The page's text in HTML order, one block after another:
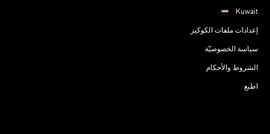
Kuwait
إعدادات ملفات الكوكيز
سياسة الخصوصيّة
الشروط والأحكام
اطبع